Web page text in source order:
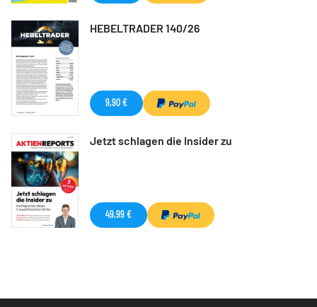
HEBELTRADER 140/26
9,90 €
Jetzt schlagen die Insider zu
49,99 €